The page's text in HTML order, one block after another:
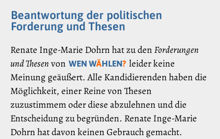
Beantwortung der politischen
Forderung und Thesen
Renate Inge-Marie Dohrn hat zu denForderungen
und Thesenvon WEN WÄHLEN? leider keine
Meinung geäußert. Alle Kandidierenden haben die
Möglichkeit, einer Reine von Thesen
zuzustimmem oder diese abzulehnen und die
Entscheidung zu begründen. Renate Inge-Marie
Dohrn hat davon keinen Gebrauch gemacht.